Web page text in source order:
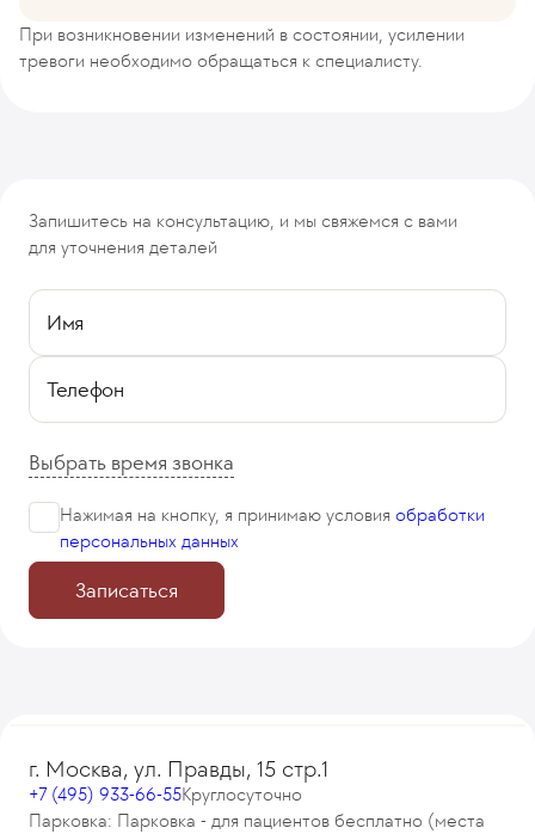
При возникновении изменений в состоянии, усилении
тревоги необходимо обращаться к специалисту.
Запишитесь на консультацию, и мы свяжемся с вами
для уточнения деталей
Имя
Телефон
Выбрать время звонка
Нажимая на кнопку, я принимаю условия обработки
персональных данных
Записаться
г. Москва, ул. Правды, 15 стр.1
+7 (495) 933-66-55Круглосуточно
Парковка: Парковка - для пациентов бесплатно (места